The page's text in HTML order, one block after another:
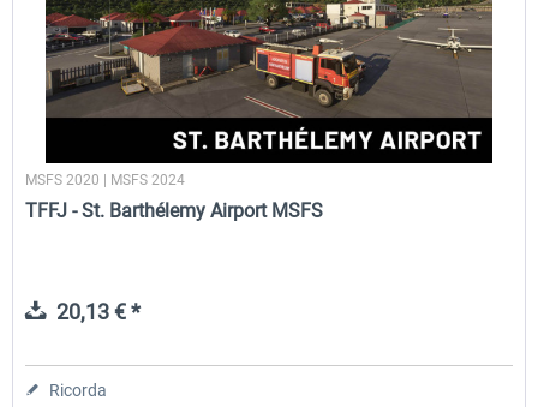
MSFS 2020 | MSFS 2024
TFFJ - St. Barthélemy Airport MSFS
20,13 € *
Ricorda